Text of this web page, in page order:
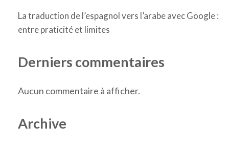
La traduction de l’espagnol vers l’arabe avec Google :
entre praticité et limites
Derniers commentaires
Aucun commentaire à afficher.
Archive